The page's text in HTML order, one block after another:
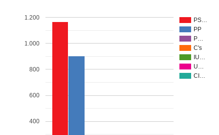
PS…
PP
P…
C's
IU…
U…
CI…
400
600
800
1.000
1.200